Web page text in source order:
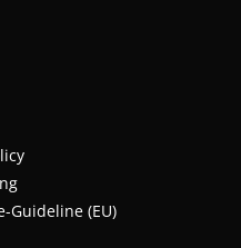
Guideline (EU)